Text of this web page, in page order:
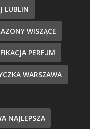
LUBLIN
WISZĄCE
PERFUM
WARSZAWA
NAJLEPSZA